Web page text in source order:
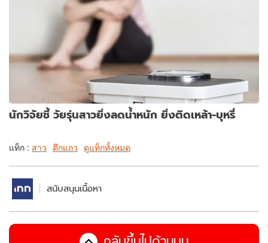
นักวิจัยชี้ วัยรุ่นสาวยิ่งลดน้ำหนัก ยิ่งติดเหล้า-บุหรี่
แท็ก : สาว ตึกแถว ดูแท็กทั้งหมด
สนับสนุนเนื้อหา